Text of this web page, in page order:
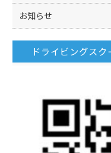
お知らせ
ドライビングス